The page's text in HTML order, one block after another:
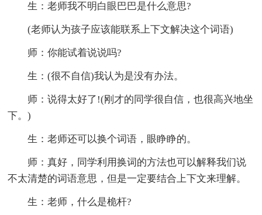
生：老师我不明白眼巴巴是什么意思?
(老师认为孩子应该能联系上下文解决这个词语)
师：你能试着说说吗?
生：(很不自信)我认为是没有办法。
师：说得太好了!(刚才的同学很自信，也很高兴地坐
下。)
生：老师还可以换个词语，眼睁睁的。
师：真好，同学利用换词的方法也可以解释我们说
不太清楚的词语意思，但是一定要结合上下文来理解。
生：老师，什么是桅杆?